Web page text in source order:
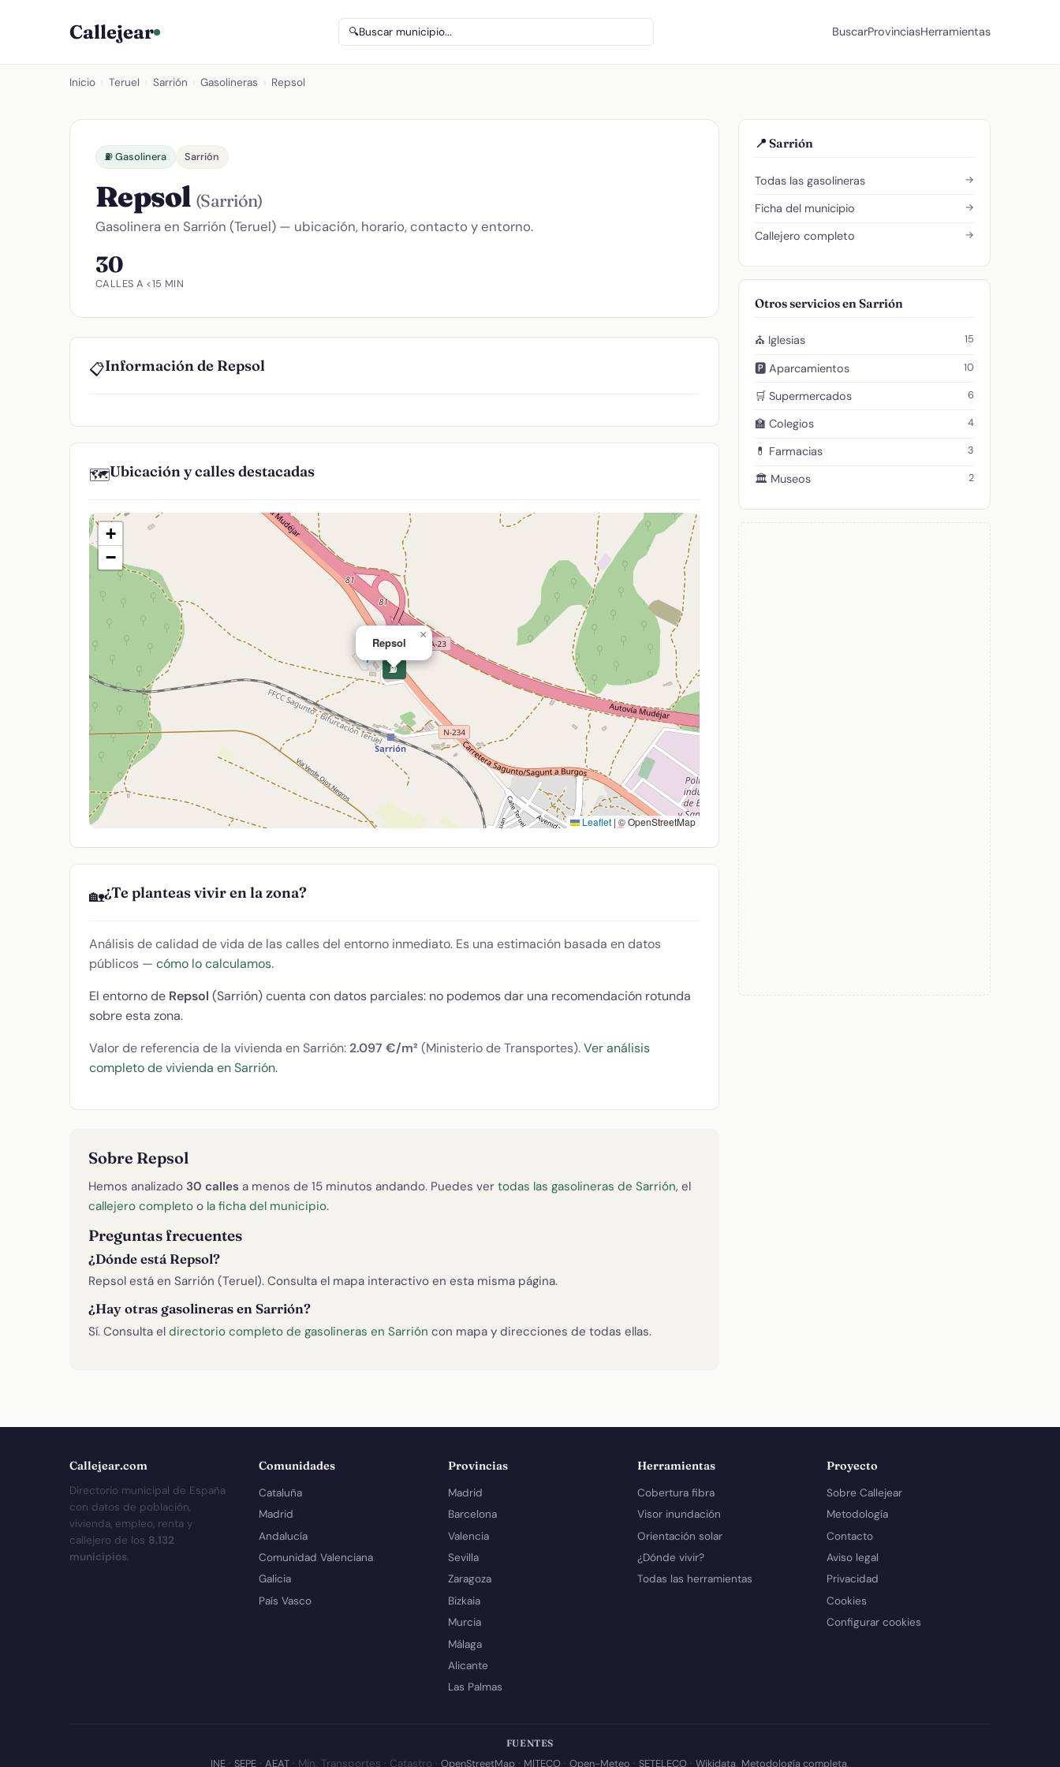
Callejear 🔍Buscar municipio... BuscarProvinciasHerramientas
Inicio Teruel Sarrión Gasolineras Repsol
⛽ Gasolinera Sarrión
Repsol (Sarrión)
Gasolinera en Sarrión (Teruel) — ubicación, horario, contacto y entorno.
30
CALLES A <15 MIN
📋Información de Repsol
🗺️Ubicación y calles destacadas
⛽
Repsol
×
+
−
Leaflet | © OpenStreetMap
🏡¿Te planteas vivir en la zona?
Análisis de calidad de vida de las calles del entorno inmediato. Es una estimación basada en datos
públicos — cómo lo calculamos.
El entorno de Repsol (Sarrión) cuenta con datos parciales: no podemos dar una recomendación rotunda
sobre esta zona.
Valor de referencia de la vivienda en Sarrión: 2.097 €/m² (Ministerio de Transportes).Ver análisis
completo de vivienda en Sarrión.
Sobre Repsol
Hemos analizado 30 calles a menos de 15 minutos andando. Puedes ver todas las gasolineras de Sarrión, el
callejero completo o la ficha del municipio.
Preguntas frecuentes
¿Dónde está Repsol?
Repsol está en Sarrión (Teruel). Consulta el mapa interactivo en esta misma página.
¿Hay otras gasolineras en Sarrión?
Sí. Consulta el directorio completo de gasolineras en Sarrión con mapa y direcciones de todas ellas.
📍 Sarrión
Todas las gasolineras →
Ficha del municipio →
Callejero completo →
Otros servicios en Sarrión
⛪ Iglesias 15
🅿️ Aparcamientos 10
🛒 Supermercados 6
🏫 Colegios 4
💊 Farmacias 3
🏛️ Museos 2
Callejear.com
Directorio municipal de España
con datos de población,
vivienda, empleo, renta y
callejero de los 8.132
municipios.
Comunidades
Cataluña
Madrid
Andalucía
Comunidad Valenciana
Galicia
País Vasco
Provincias
Madrid
Barcelona
Valencia
Sevilla
Zaragoza
Bizkaia
Murcia
Málaga
Alicante
Las Palmas
Herramientas
Cobertura fibra
Visor inundación
Orientación solar
¿Dónde vivir?
Todas las herramientas
Proyecto
Sobre Callejear
Metodología
Contacto
Aviso legal
Privacidad
Cookies
Configurar cookies
FUENTES
INE · SEPE · AEAT · Min. Transportes · Catastro · OpenStreetMap · MITECO · Open-Meteo · SETELECO · Wikidata. Metodología completa.